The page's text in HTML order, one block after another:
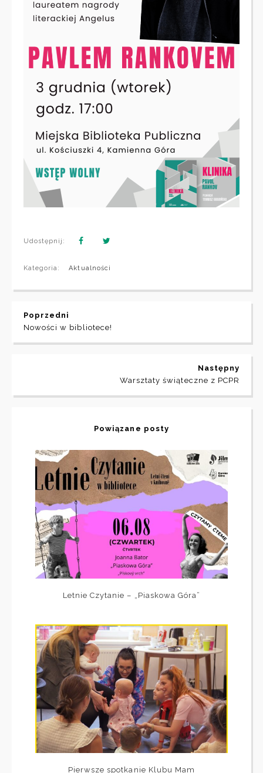
Udostępnij:
Kategoria: Aktualności
Poprzedni
Nowości w bibliotece!
Następny
Warsztaty świąteczne z PCPR
Powiązane posty
Letnie Czytanie – „Piaskowa Góra”
Pierwsze spotkanie Klubu Mam